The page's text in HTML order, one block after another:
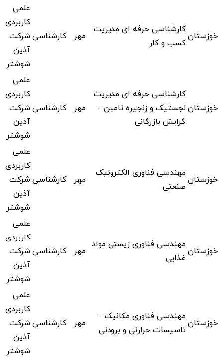
خوزستانکارشناسی حرفه ای مدیریت
کسب و کار
مهر کارشناسی
علمی
کاربردی
شرکت
آذین
شوشتر
خوزستان
کارشناسی حرفه ای مدیریت
لجستیک و زنجیره تامین –
گرایش بازرگانی
مهر کارشناسی
علمی
کاربردی
شرکت
آذین
شوشتر
خوزستانمهندسی فناوری الکترونیک
صنعتی
مهر کارشناسی
علمی
کاربردی
شرکت
آذین
شوشتر
خوزستانمهندسی فناوری زیستی مواد
غذایی
مهر کارشناسی
علمی
کاربردی
شرکت
آذین
شوشتر
خوزستانمهندسی فناوری مکانیک –
تاسیسات حرارتی و برودتی
مهر کارشناسی
علمی
کاربردی
شرکت
آذین
شوشتر